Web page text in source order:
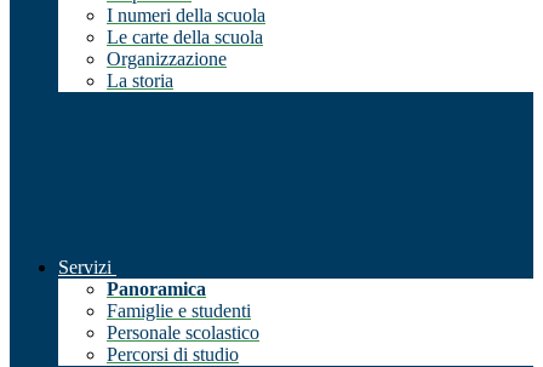
I numeri della scuola
Le carte della scuola
Organizzazione
La storia
Servizi
Panoramica
Famiglie e studenti
Personale scolastico
Percorsi di studio